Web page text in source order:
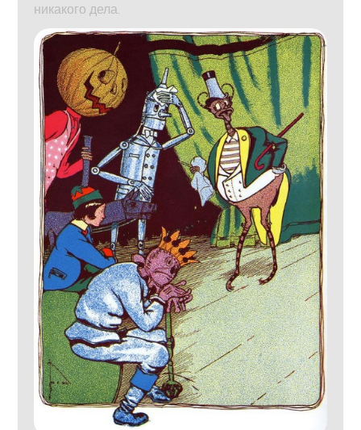
никакого дела.